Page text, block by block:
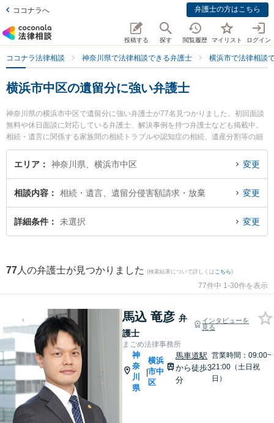
ココナラへ 弁護士の方はこちら
投稿する 探す 閲覧履歴 マイリスト ログイン
ココナラ法律相談 神奈川県で法律相談できる弁護士 横浜市で法律相談
横浜市中区の遺留分に強い弁護士
神奈川県の横浜市中区で遺留分に強い弁護士が77名見つかりました。初回面談
無料や休日面談に対応している弁護士、解決事例を持つ弁護士なども掲載中。
相続・遺言に関係する家族間の相続トラブルや認知症の相続、遺産分割等の細
かな分野での絞り込み検索もでき便利です。特にまごめ法律事務所の馬込 竜彦
弁護士や弁護士法人港大さん橋法律事務所の佐藤 美由紀弁護士、植田法律事務
士に相談したい』『遺留分のトラブル解決の実績豊富な近くの弁護士を検索し
たい』『初回相談無料で遺留分を法律相談できる横浜市中区内の弁護士に相談
予約したい』などでお困りの相談者さんにおすすめです。
エリア 神奈川県、横浜市中区 変更
相談内容 相続・遺言、遺留分侵害額請求・放棄 変更
詳細条件 未選択 変更
77 人の弁護士が見つかりました (検索結果について詳しくは こちら)
77件中 1-30件を表示
馬込 竜彦 弁
護士
インタビューを
見る
まごめ法律事務所
神
奈
川
県
|
横浜
市中
区
馬車道駅
から徒歩3
分
営業時間：09:00~
21:00（土日祝
日）